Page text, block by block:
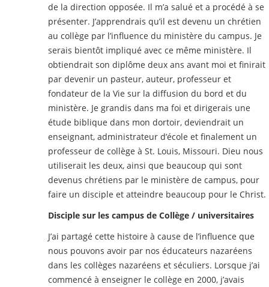
de la direction opposée. Il m’a salué et a procédé à se
présenter. J’apprendrais qu’il est devenu un chrétien
au collège par l’influence du ministère du campus. Je
serais bientôt impliqué avec ce même ministère. Il
obtiendrait son diplôme deux ans avant moi et finirait
par devenir un pasteur, auteur, professeur et
fondateur de la Vie sur la diffusion du bord et du
ministère. Je grandis dans ma foi et dirigerais une
étude biblique dans mon dortoir, deviendrait un
enseignant, administrateur d’école et finalement un
professeur de collège à St. Louis, Missouri. Dieu nous
utiliserait les deux, ainsi que beaucoup qui sont
devenus chrétiens par le ministère de campus, pour
faire un disciple et atteindre beaucoup pour le Christ.
Disciple sur les campus de Collège / universitaires
J’ai partagé cette histoire à cause de l’influence que
nous pouvons avoir par nos éducateurs nazaréens
dans les collèges nazaréens et séculiers. Lorsque j’ai
commencé à enseigner le collège en 2000, j’avais